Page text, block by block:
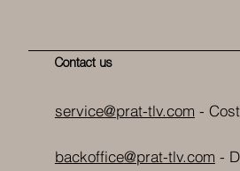
Contact us
service@prat-tlv.com -
backoffice@prat-tlv.com -